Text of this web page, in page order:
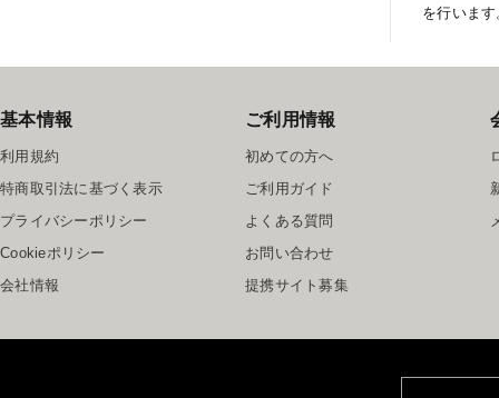
を行います
基本情報
利用規約
特商取引法に基づく表示
プライバシーポリシー
Cookieポリシー
会社情報
ご利用情報
初めての方へ
ご利用ガイド
よくある質問
お問い合わせ
提携サイト募集